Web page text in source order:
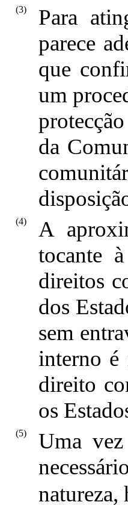
(3)
Para
parece
que
um
da
(4)
A
tocante
direitos
dos
sem
interno é
direito
os
(5)
Uma
natureza,